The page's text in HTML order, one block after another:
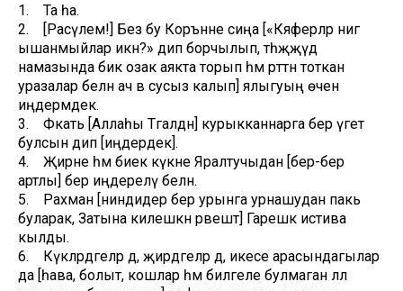
1. Та һа.
2. [Расүлем!] Без бу Коръәнне сиңа [«Кяферләр нигә
ышанмыйлар икән?» дип борчылып, тәһәҗҗүд
намазында бик озак аякта торып һәм рәттән тоткан
уразалар белән ач вә сусыз калып] ялыгуың өчен
иңдермәдек.
3. Фәкать [Аллаһы Тәгаләдән] курыкканнарга бер үгет
булсын дип [иңдердек].
4. Җирне һәм биек күкне Яралтучыдан [бер-бер
артлы] бер иңдерелү белән.
5. Рахман [ниндидер бер урынга урнашудан пакь
буларак, Затына килешкән рәвештә] Гарешкә истива
кылды.
6. Күкләрдәгеләр дә, җирдәгеләр дә, икесе арасындагылар
да [һава, болыт, кошлар һәм билгеле булмаган әллә